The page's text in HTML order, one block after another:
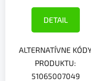
DETAIL
ALTERNATÍVNE
PRODUKTU:
51065007049